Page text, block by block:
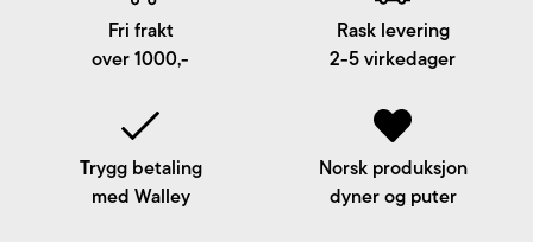
Fri frakt
over 1000,-
Rask levering
2-5 virkedager
Trygg betaling
med Walley
Norsk produksjon
dyner og puter